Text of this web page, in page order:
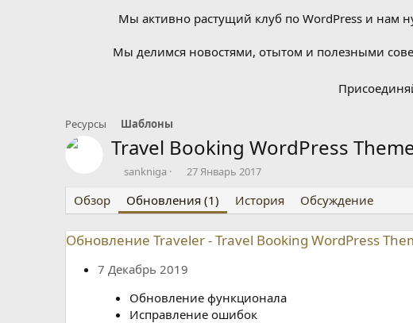
Мы активно растущий клуб по WordPress и нам
Мы делимся новостями, отытом и полезными
Ресурсы Шаблоны
Travel Booking WordPress
А
т
о
р
sankniga
Д
т
а
с
о
д
н
и
27 Январь 2017
Обзор Обновления (1) История Обсуждение
Обновление Traveler - Travel Booking WordPress
7 Декабрь 2019
Обновление функционала
Исправление ошибок